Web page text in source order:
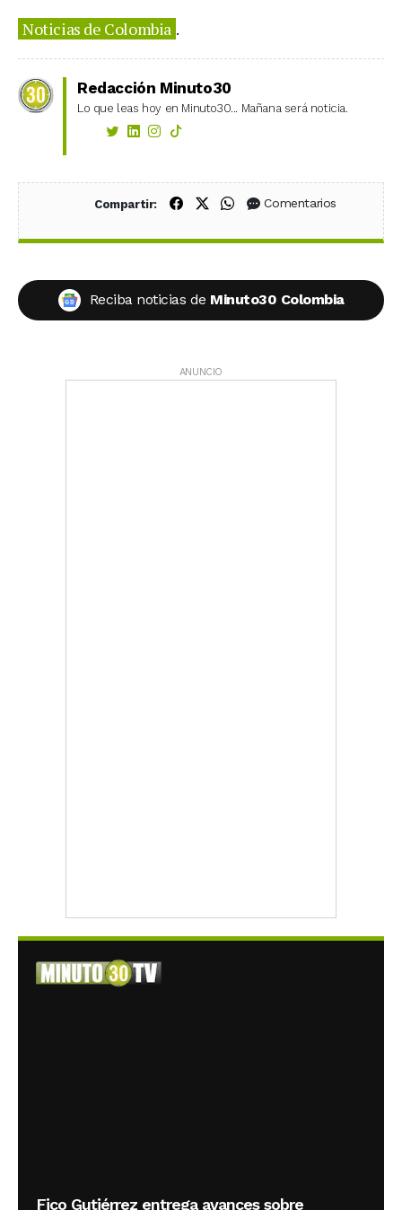
Noticias de Colombia .
Redacción Minuto30
Lo que leas hoy en Minuto30... Mañana será noticia.
Compartir: Compartir en Facebook
Compartir en X (Twitter)
Compartir en WhatsApp
Comentarios
Reciba noticias de Minuto30 Colombia
ANUNCIO
Fico Gutiérrez entrega avances sobre